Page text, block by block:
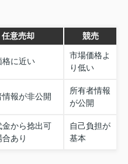
任意売却 競売
格に近い
市場価格よ
り低い
情報が非公開
所有者情報
が公開
金から捻出可
あり
自己負担が
基本